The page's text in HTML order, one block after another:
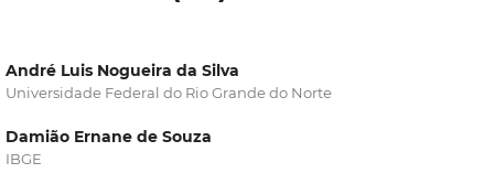
André Luis Nogueira da Silva
Universidade Federal do Rio Grande do Norte
Damião Ernane de Souza
IBGE